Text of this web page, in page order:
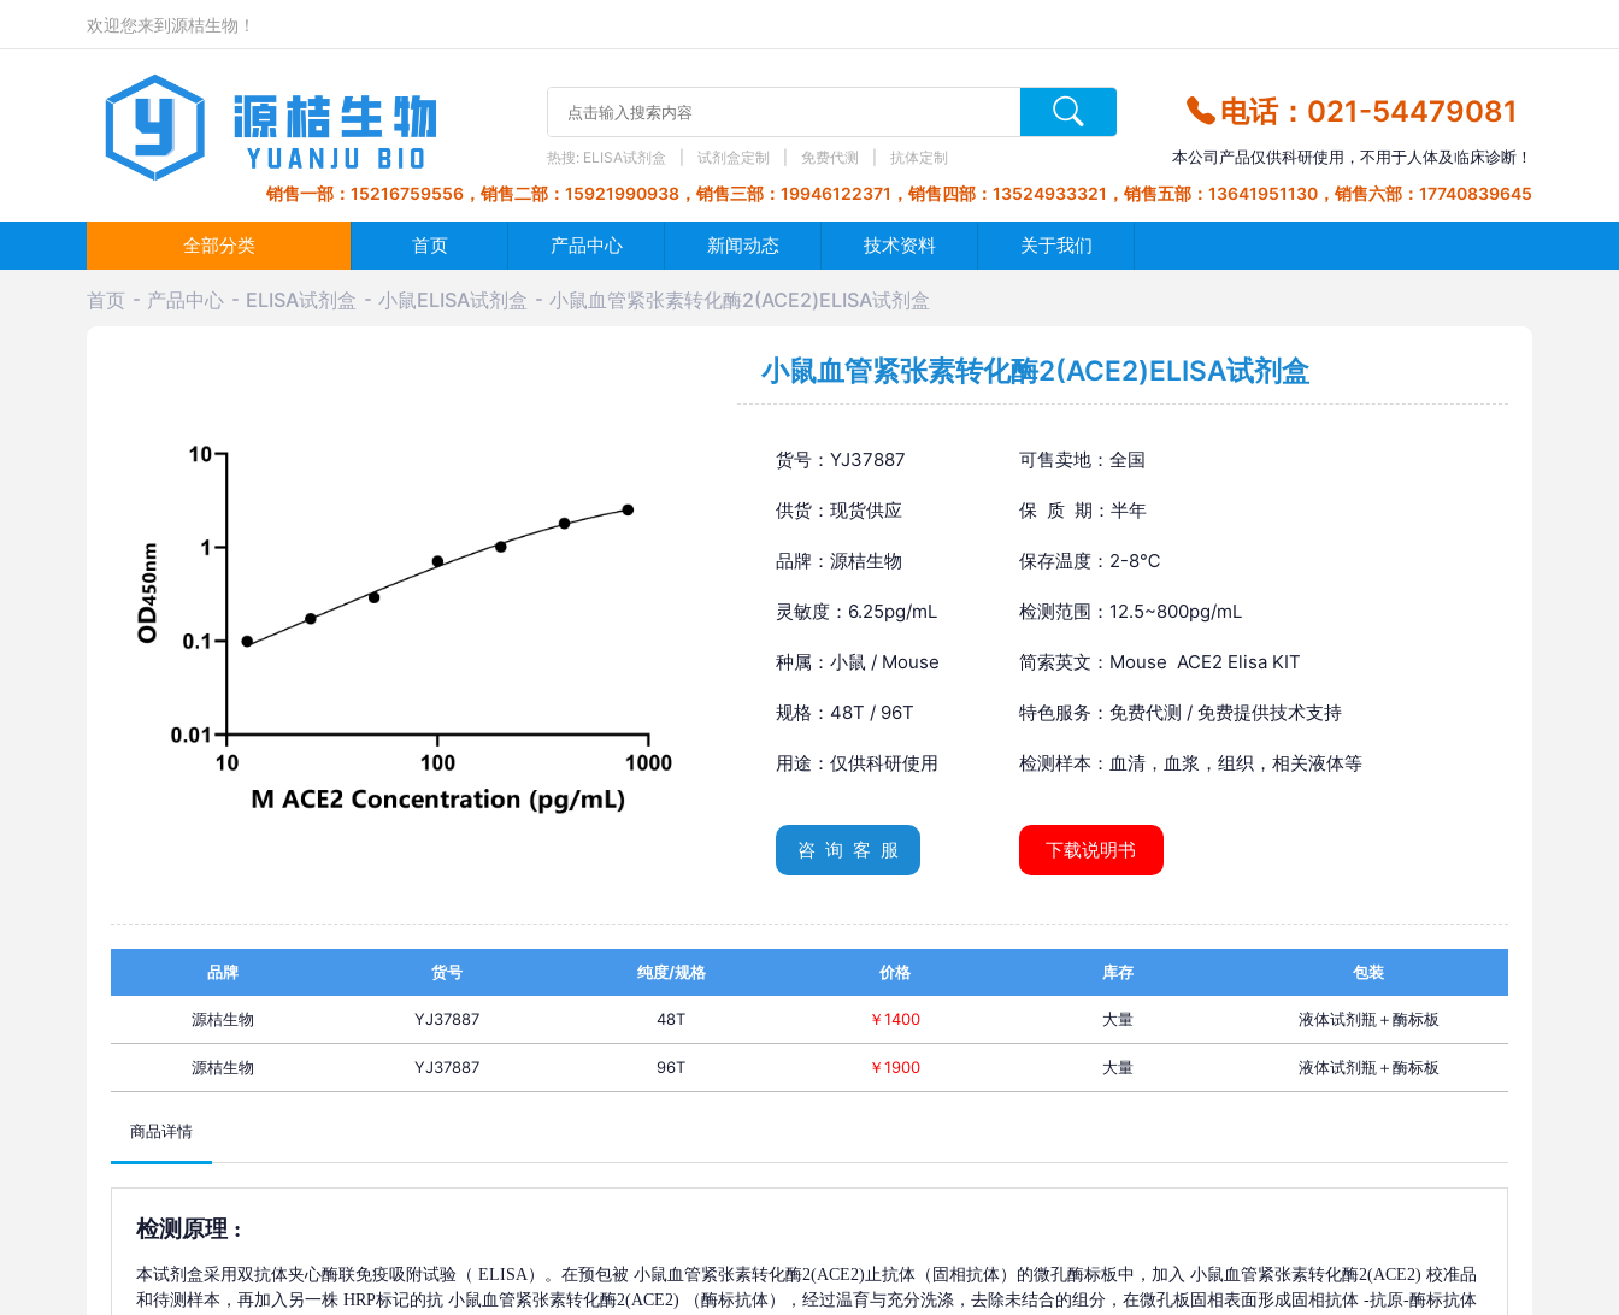
欢迎您来到源桔生物！
热搜: ELISA试剂盒 试剂盒定制 免费代测 抗体定制
电话：021-54479081
本公司产品仅供科研使用，不用于人体及临床诊断！
销售一部：15216759556，销售二部：15921990938，销售三部：19946122371，销售四部：13524933321，销售五部：13641951130，销售六部：17740839645
全部分类 首页 产品中心 新闻动态 技术资料 关于我们
首页 产品中心 ELISA试剂盒 小鼠ELISA试剂盒 小鼠血管紧张素转化酶2(ACE2)ELISA试剂盒
小鼠血管紧张素转化酶2(ACE2)ELISA试剂盒
货号：YJ37887 可售卖地：全国
供货：现货供应 保 质 期：半年
品牌：源桔生物 保存温度：2-8℃
灵敏度：6.25pg/mL 检测范围：12.5~800pg/mL
种属：小鼠 / Mouse 简索英文：Mouse ACE2 Elisa KIT
规格：48T / 96T 特色服务：免费代测 / 免费提供技术支持
用途：仅供科研使用 检测样本：血清，血浆，组织，相关液体等
咨 询 客 服 下载说明书
品牌 货号 纯度/规格 价格 库存 包装
源桔生物 YJ37887 48T ￥1400 大量 液体试剂瓶＋酶标板
源桔生物 YJ37887 96T ￥1900 大量 液体试剂瓶＋酶标板
商品详情
检测原理 :
本试剂盒采用双抗体夹心酶联免疫吸附试验（ ELISA）。在预包被 小鼠血管紧张素转化酶2(ACE2)止抗体（固相抗体）的微孔酶标板中，加入 小鼠血管紧张素转化酶2(ACE2) 校准品
和待测样本，再加入另一株 HRP标记的抗 小鼠血管紧张素转化酶2(ACE2) （酶标抗体），经过温育与充分洗涤，去除未结合的组分，在微孔板固相表面形成固相抗体 -抗原-酶标抗体